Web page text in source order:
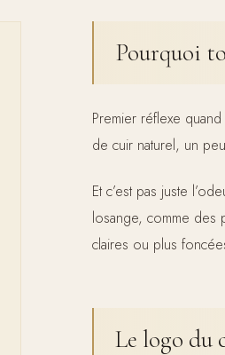
Pourquoi
Premier réflexe
de cuir naturel, un
Et c’est pas juste
losange, comme des
claires ou plus
Le logo du